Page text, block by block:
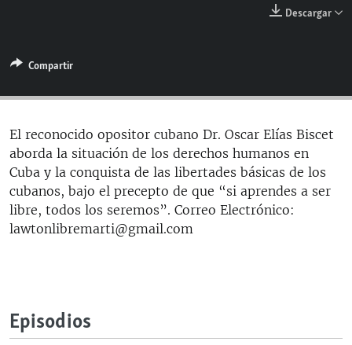
ESPECIALES
LA REALIDAD DE LA VIVIENDA EN CUBA
SER VIEJO EN CUBA
KENTU-CUBANO
LOS SANTOS DE HIALEAH
DESINFORMACIÓN RUSA EN AMÉRICA LATINA
LA INVASIÓN DE RUSIA A UCRANIA
MULTIMEDIA
EDITORIALES
SÍGUENOS
Descargar
Compartir
El reconocido opositor cubano Dr. Oscar Elías Biscet
aborda la situación de los derechos humanos en
Cuba y la conquista de las libertades básicas de los
cubanos, bajo el precepto de que “si aprendes a ser
libre, todos los seremos”. Correo Electrónico:
lawtonlibremarti@gmail.com
Episodios